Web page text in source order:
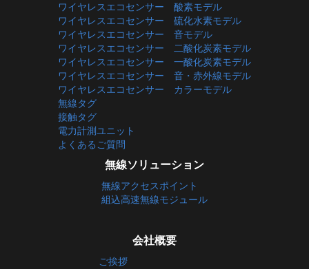
ワイヤレスエコセンサー 酸素モデル
ワイヤレスエコセンサー 硫化水素モデル
ワイヤレスエコセンサー 音モデル
ワイヤレスエコセンサー 二酸化炭素モデル
ワイヤレスエコセンサー 一酸化炭素モデル
ワイヤレスエコセンサー 音・赤外線モデル
ワイヤレスエコセンサー カラーモデル
無線タグ
接触タグ
電力計測ユニット
よくあるご質問
無線ソリューション
無線アクセスポイント
組込高速無線モジュール
会社概要
ご挨拶